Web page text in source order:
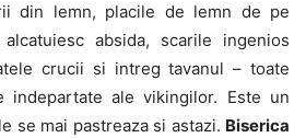
din lemn, placile de lemn de pe
absida, scarile ingenios
crucii si intreg tavanul – toate
indepartate ale vikingilor. Este un
se mai pastreaza si astazi. Biserica